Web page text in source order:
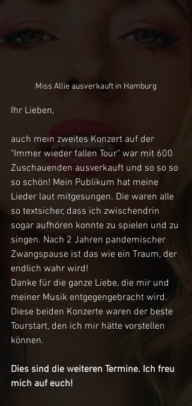
Miss Allie ausverkauft in Hamburg
Ihr Lieben,
auch mein zweites Konzert auf der
"Immer wieder fallen Tour" war mit 600
Zuschauenden ausverkauft und so so so
so schön! Mein Publikum hat meine
Lieder laut mitgesungen. Die waren alle
so textsicher, dass ich zwischendrin
sogar aufhören konnte zu spielen und zu
singen. Nach 2 Jahren pandemischer
Zwangspause ist das wie ein Traum, der
endlich wahr wird!
Danke für die ganze Liebe, die mir und
meiner Musik entgegengebracht wird.
Diese beiden Konzerte waren der beste
Tourstart, den ich mir hätte vorstellen
können.
Dies sind die weiteren Termine. Ich freu
mich auf euch!